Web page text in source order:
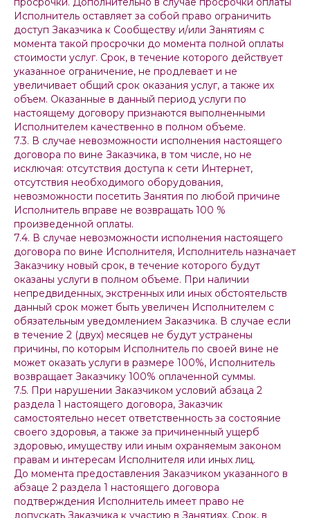
Исполнитель оставляет за собой право ограничить
доступ Заказчика к Сообществу и/или Занятиям с
момента такой просрочки до момента полной оплаты
стоимости услуг. Срок, в течение которого действует
указанное ограничение, не продлевает и не
увеличивает общий срок оказания услуг, а также их
объем. Оказанные в данный период услуги по
настоящему договору признаются выполненными
Исполнителем качественно в полном объеме.
7.3. В случае невозможности исполнения настоящего
договора по вине Заказчика, в том числе, но не
исключая: отсутствия доступа к сети Интернет,
отсутствия необходимого оборудования,
невозможности посетить Занятия по любой причине
Исполнитель вправе не возвращать 100 %
произведенной оплаты.
7.4. В случае невозможности исполнения настоящего
договора по вине Исполнителя, Исполнитель назначает
Заказчику новый срок, в течение которого будут
оказаны услуги в полном объеме. При наличии
непредвиденных, экстренных или иных обстоятельств
данный срок может быть увеличен Исполнителем с
обязательным уведомлением Заказчика. В случае если
в течение 2 (двух) месяцев не будут устранены
причины, по которым Исполнитель по своей вине не
может оказать услуги в размере 100%, Исполнитель
возвращает Заказчику 100% оплаченной суммы.
7.5. При нарушении Заказчиком условий абзаца 2
раздела 1 настоящего договора, Заказчик
самостоятельно несет ответственность за состояние
своего здоровья, а также за причиненный ущерб
здоровью, имуществу или иным охраняемым законом
правам и интересам Исполнителя или иных лиц.
До момента предоставления Заказчиком указанного в
абзаце 2 раздела 1 настоящего договора
подтверждения Исполнитель имеет право не
допускать Заказчика к участию в Занятиях. Срок, в